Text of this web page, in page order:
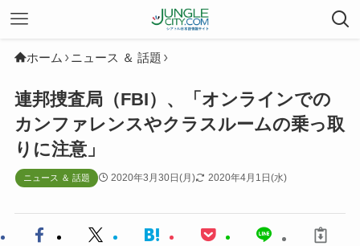
ホーム ニュース ＆ 話題
連邦捜査局（FBI）、「オンラインでの
カンファレンスやクラスルームの乗っ取
りに注意」
ニュース ＆ 話題 2020年3月30日(月) 2020年4月1日(水)